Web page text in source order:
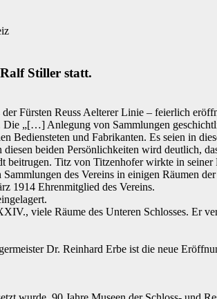
Stiller statt.
Fürsten Reuss Aelterer Linie – feierlich
Die „[…] Anlegung von Sammlungen
Bediensteten und Fabrikanten. Es seien in
beiden Persönlichkeiten wird deutlich,
beitrugen. Titz von Titzenhofer wirkte in
des Vereins in einigen Räumen
1914 Ehrenmitglied des Vereins.
viele Räume des Unteren Schlosses. Er
Dr. Reinhard Erbe ist die neue